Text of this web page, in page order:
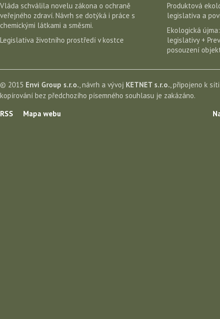
Vláda schválila novelu zákona o ochraně
veřejného zdraví. Návrh se dotýká i práce s
chemickými látkami a směsmi.
Legislativa životního prostředí v kostce
Produktová
legislativa a
Ekologická
legislativy +
posouzení
© 2015 Envi Group s.r.o., návrh a vývoj KETNET s.r.o., připojeno k
kopírování bez předchozího písemného souhlasu je zakázáno.
RSS
Mapa webu